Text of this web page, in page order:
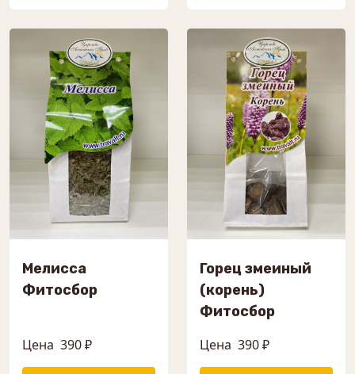
Мелисса
Фитосбор
Цена 390 ₽
Горец змеиный
(корень)
Фитосбор
Цена 390 ₽